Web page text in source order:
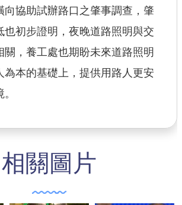
向協助試辦路口之肇事調查，肇
也初步證明，夜晚道路照明與交
關，養工處也期盼未來道路照明
為本的基礎上，提供用路人更安
相關圖片